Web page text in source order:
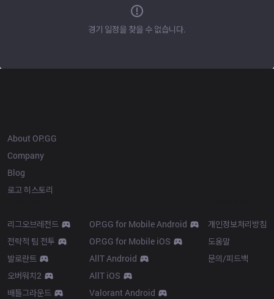
경기 일정을 찾을 수 없습니다.
About OP.GG
Company
Blog
로고 히스토리
리그오브레전드
전략적 팀 전투
발로란트
오버워치2
배틀그라운드
OP.GG for Mobile Android
OP.GG for Mobile iOS
AllT Android
AllT iOS
Valorant Android
개인정보처리방침
도움말
문의/피드백